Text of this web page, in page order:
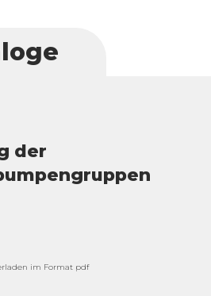
der
im Format pdf